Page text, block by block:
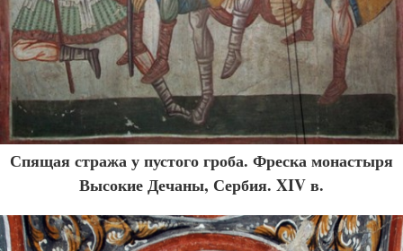
Спящая стража у пустого гроба. Фреска монастыря
Высокие Дечаны, Сербия. XIV в.